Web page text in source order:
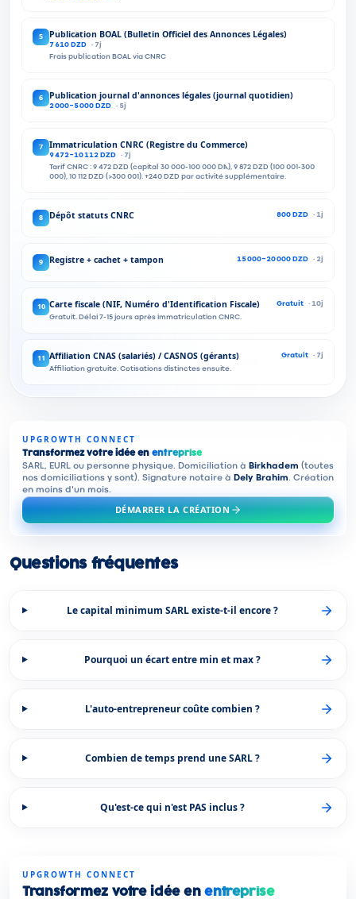
5 Publication BOAL (Bulletin Officiel des Annonces Légales)
7 610 DZD · 7j
Frais publication BOAL via CNRC
6 Publication journal d'annonces légales (journal quotidien)
2 000-5 000 DZD · 5j
7 Immatriculation CNRC (Registre du Commerce)
9 472-10 112 DZD · 7j
Tarif CNRC : 9 472 DZD (capital 30 000-100 000 DA), 9 872 DZD (100 001-300
000), 10 112 DZD (>300 001). +240 DZD par activité supplémentaire.
8 Dépôt statuts CNRC 800 DZD · 1
9 Registre + cachet + tampon 15 000-20 000 DZD · 2
10 Carte fiscale (NIF, Numéro d'Identification Fiscale) Gratuit · 10
Gratuit. Délai 7-15 jours après immatriculation CNRC.
11 Affiliation CNAS (salariés) / CASNOS (gérants) Gratuit · 7
Affiliation gratuite. Cotisations distinctes ensuite.
UPGROWTH CONNECT
Transformez votre idée en entreprise
SARL, EURL ou personne physique. Domiciliation à Birkhadem (toutes
nos domiciliations y sont). Signature notaire à Dely Brahim . Création
en moins d'un mois.
DÉMARRER LA CRÉATION
Questions fréquentes
Le capital minimum SARL existe-t-il encore ?
Pourquoi un écart entre min et max ?
L'auto-entrepreneur coûte combien ?
Combien de temps prend une SARL ?
Qu'est-ce qui n'est PAS inclus ?
UPGROWTH CONNECT
Transformez votre idée en entreprise